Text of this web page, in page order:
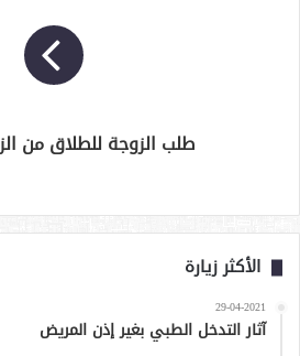
طلب الزوجة للطلاق من
الأكثر زيارة
29-04-2021
آثار التدخل الطبي بغير إذن المريض